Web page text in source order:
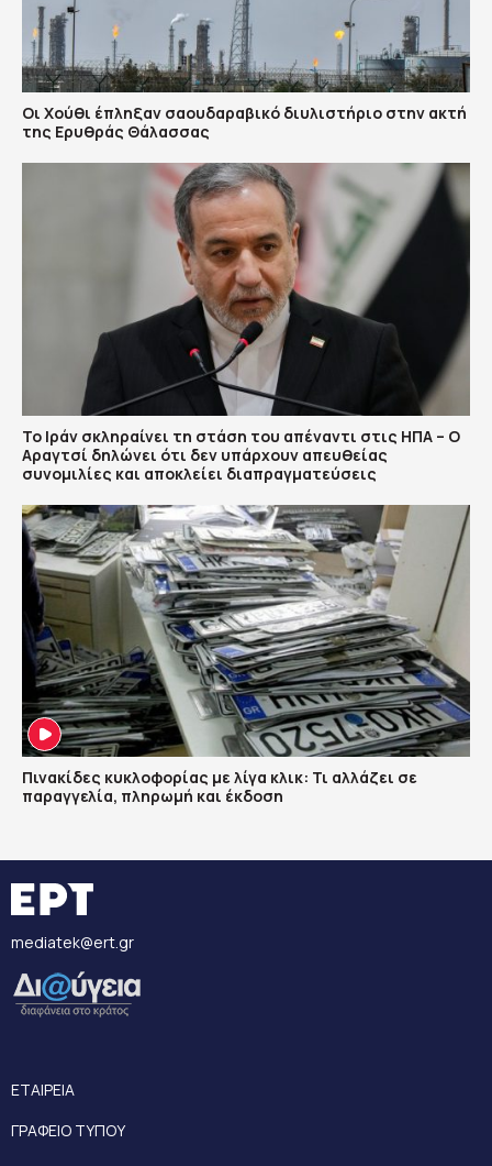
Οι Χούθι έπληξαν σαουδαραβικό διυλιστήριο στην ακτή
της Ερυθράς Θάλασσας
Το Ιράν σκληραίνει τη στάση του απέναντι στις ΗΠΑ – Ο
Αραγτσί δηλώνει ότι δεν υπάρχουν απευθείας
συνομιλίες και αποκλείει διαπραγματεύσεις
Πινακίδες κυκλοφορίας με λίγα κλικ: Τι αλλάζει σε
παραγγελία, πληρωμή και έκδοση
mediatek@ert.gr
ΕΤΑΙΡΕΙΑ
ΓΡΑΦΕΙΟ ΤΥΠΟΥ